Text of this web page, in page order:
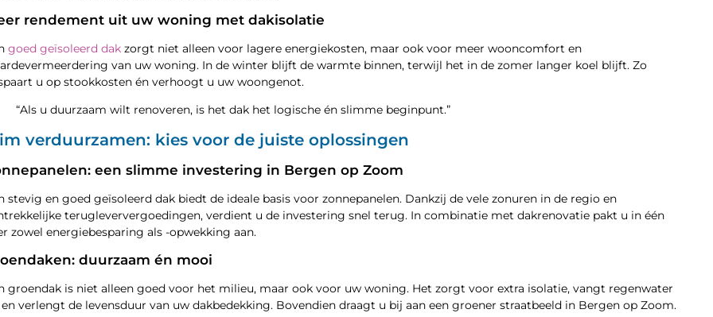
rendement uit uw woning met dakisolatie
goed geïsoleerd dak zorgt niet alleen voor lagere energiekosten, maar ook voor meer wooncomfort en
van uw woning. In de winter blijft de warmte binnen, terwijl het in de zomer langer koel blijft. Zo
u op stookkosten én verhoogt u uw woongenot.
“Als u duurzaam wilt renoveren, is het dak het logische én slimme beginpunt.”
verduurzamen: kies voor de juiste oplossingen
een slimme investering in Bergen op Zoom
stevig en goed geïsoleerd dak biedt de ideale basis voor zonnepanelen. Dankzij de vele zonuren in de regio en
terugleververgoedingen, verdient u de investering snel terug. In combinatie met dakrenovatie pakt u in één
zowel energiebesparing als -opwekking aan.
duurzaam én mooi
groendak is niet alleen goed voor het milieu, maar ook voor uw woning. Het zorgt voor extra isolatie, vangt regenwater
verlengt de levensduur van uw dakbedekking. Bovendien draagt u bij aan een groener straatbeeld in Bergen op Zoom.